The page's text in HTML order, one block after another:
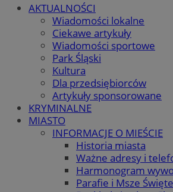
AKTUALNOŚCI
Wiadomości lokalne
Ciekawe artykuły
Wiadomości sportowe
Park Śląski
Kultura
Dla przedsiębiorców
Artykuły sponsorowane
KRYMINALNE
MIASTO
INFORMACJE O MIEŚCIE
Historia miasta
Ważne adresy i
Harmonogram
Parafie i Msze